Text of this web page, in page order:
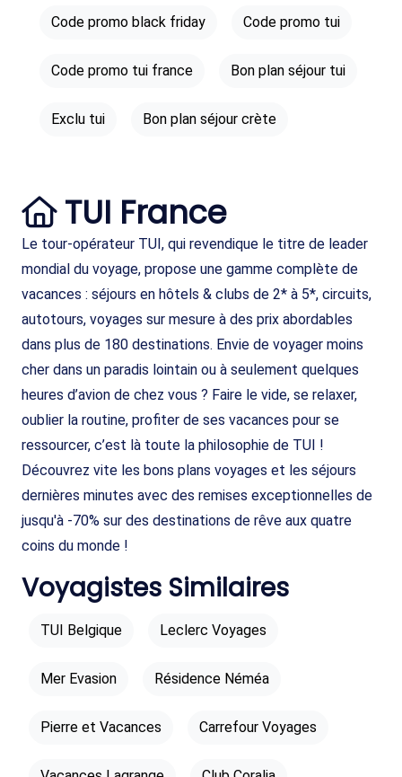
Code promo black friday Code promo tui
Code promo tui france Bon plan séjour tui
Exclu tui Bon plan séjour crète
TUI France
Le tour-opérateur TUI, qui revendique le titre de leader
mondial du voyage, propose une gamme complète de
vacances : séjours en hôtels & clubs de 2* à 5*, circuits,
autotours, voyages sur mesure à des prix abordables
dans plus de 180 destinations. Envie de voyager moins
cher dans un paradis lointain ou à seulement quelques
heures d’avion de chez vous ? Faire le vide, se relaxer,
oublier la routine, profiter de ses vacances pour se
ressourcer, c’est là toute la philosophie de TUI !
Découvrez vite les bons plans voyages et les séjours
dernières minutes avec des remises exceptionnelles de
jusqu'à -70% sur des destinations de rêve aux quatre
coins du monde !
Voyagistes Similaires
TUI Belgique Leclerc Voyages
Mer Evasion Résidence Néméa
Pierre et Vacances Carrefour Voyages